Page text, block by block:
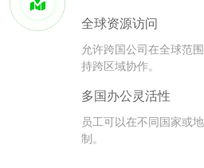
全球资源访问
允许跨国公司在全球范
持跨区域协作。
多国办公灵活性
员工可以在不同国家或
制。